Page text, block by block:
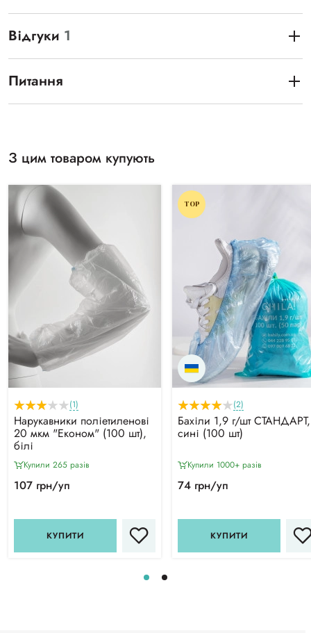
Відгуки 1
Питання
З цим товаром купують
(1)
Нарукавники поліетиленові
20 мкм "Економ" (100 шт),
білі
Купили 265 разiв
107 грн/уп
КУПИТИ
TOP
(2)
Бахіли 1,9 г/шт СТАНДАРТ,
сині (100 шт)
Купили 1000+ разiв
74 грн/уп
КУПИТИ